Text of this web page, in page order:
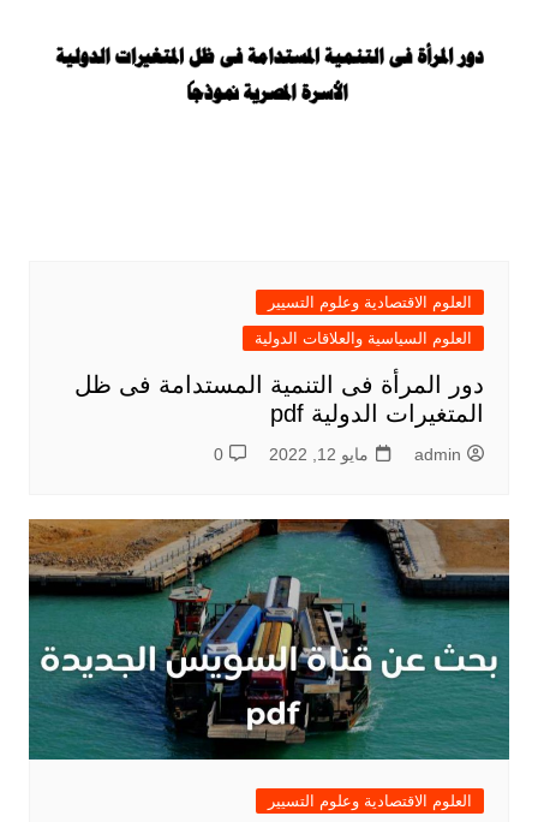
العلوم الاقتصادية وعلوم التسيير
العلوم السياسية والعلاقات الدولية
دور المرأة فى التنمية المستدامة فى ظل
المتغيرات الدولية pdf
admin مايو 12, 2022 0
العلوم الاقتصادية وعلوم التسيير